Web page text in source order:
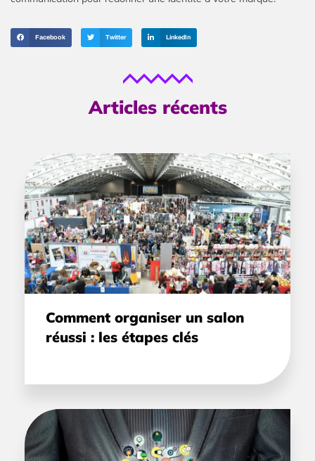
Facebook Twitter LinkedIn
Articles récents
Comment organiser un salon
réussi : les étapes clés